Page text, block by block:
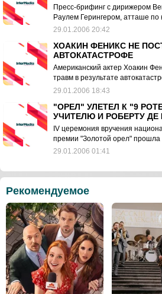
Пресс-брифинг с дирижером
Раулем Герингером, атташе по
29.01.2006 20:42
ХОАКИН ФЕНИКС НЕ
АВТОКАТАСТРОФЕ
Американский актер Хоакин
травм в результате
29.01.2006 18:43
"ОРЕЛ" УЛЕТЕЛ К "9
УЧИТЕЛЮ И РОБЕРТУ ДЕ
IV церемония вручения
премии "Золотой орел" прошла
29.01.2006 01:41
Рекомендуемое